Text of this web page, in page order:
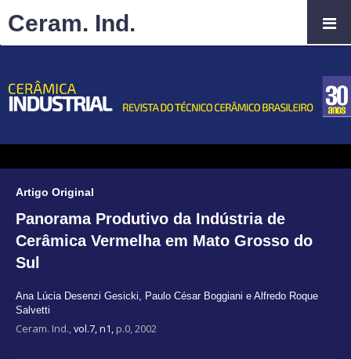
Artigo Original
Panorama Produtivo da Indústria de
Cerâmica Vermelha em Mato Grosso do
Sul
Ana Lúcia Desenzi Gesicki, Paulo César Boggiani e Alfredo Roque
Salvetti
Ceram. Ind.,vol.7, n1, p.0, 2002
Ceram. Ind.